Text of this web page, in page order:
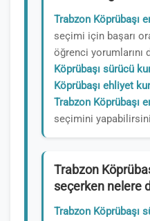
Trabzon Köprübaşı
seçimi için başarı
öğrenci yorumlarını
Köprübaşı sürücü
Köprübaşı ehliyet
Trabzon Köprübaşı
seçimini
Trabzon
seçerken nelere
Trabzon Köprübaşı